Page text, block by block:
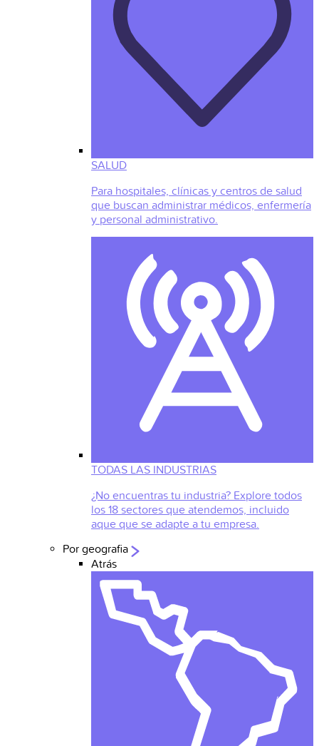
SALUD
Para hospitales, clínicas y centros de salud
que buscan administrar médicos, enfermería
y personal administrativo.
TODAS LAS INDUSTRIAS
¿No encuentras tu industria? Explore todos
los 18 sectores que atendemos, incluido
aque que se adapte a tu empresa.
Por geografia
Atrás